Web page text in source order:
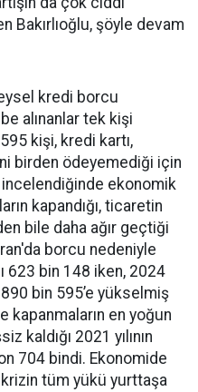
Bakırlıoğlu, şöyle devam
kredi borcu
alınanlar tek kişi
kişi, kredi kartı,
birden ödeyemediği için
incelendiğinde ekonomik
kapandığı, ticaretin
bile daha ağır geçtiği
borcu nedeniyle
623 bin 148 iken, 2024
bin 595’e yükselmiş
kapanmaların en yoğun
kaldığı 2021 yılının
704 bindi. Ekonomide
krizin tüm yükü yurttaşa